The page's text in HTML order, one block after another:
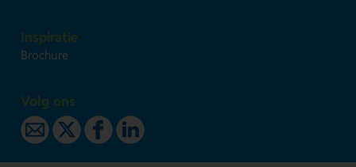
Inspiratie
Brochure
Volg ons